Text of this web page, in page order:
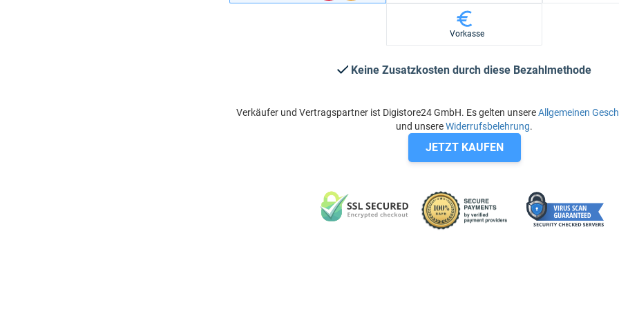
Vorkasse
Keine Zusatzkosten durch diese Bezahlmethode
Verkäufer und Vertragspartner ist Digistore24 GmbH. Es gelten unsereAllgemeinen
und unsereWiderrufsbelehrung.
JETZT KAUFEN